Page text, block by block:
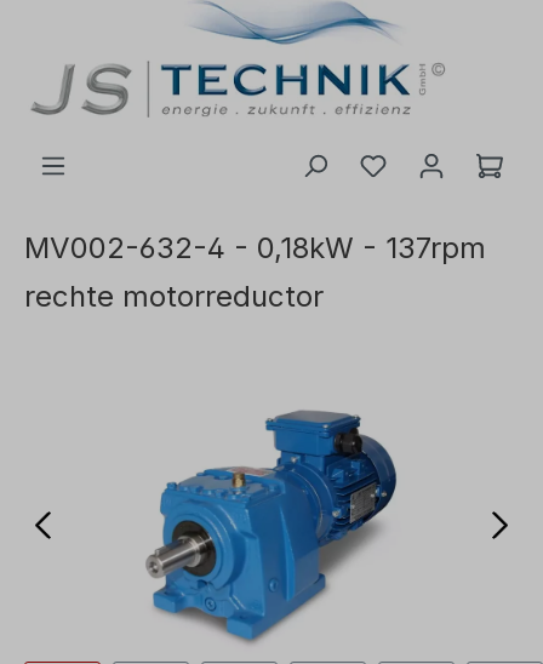
MV002-632-4 - 0,18kW - 137rpm
rechte motorreductor